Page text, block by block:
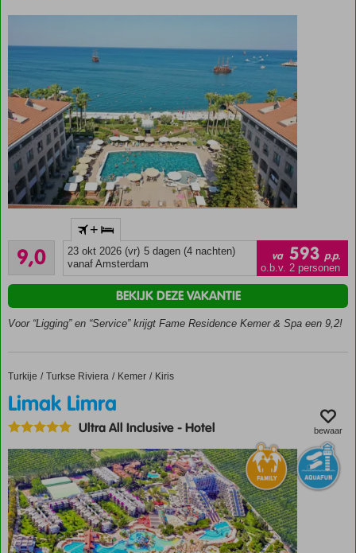
en om
de hoek
van het
service
personeel
Een
heerlijk
Spa en
Wellness
Center
9,0
Uitstekend
447
beoordelingen
+
23 okt 2026 (vr) 5 dagen (4 nachten)
vanaf Amsterdam
va 593 p.p.
o.b.v. 2 personen
Voor “Ligging” en “Service” krijgt Fame Residence Kemer & Spa een 9,2!
BEKIJK DEZE VAKANTIE
Home
Turkije Turkse Riviera Kemer Kiris
Limak Limra
Limak Limra
Ultra All Inclusive-Hotel bewaar